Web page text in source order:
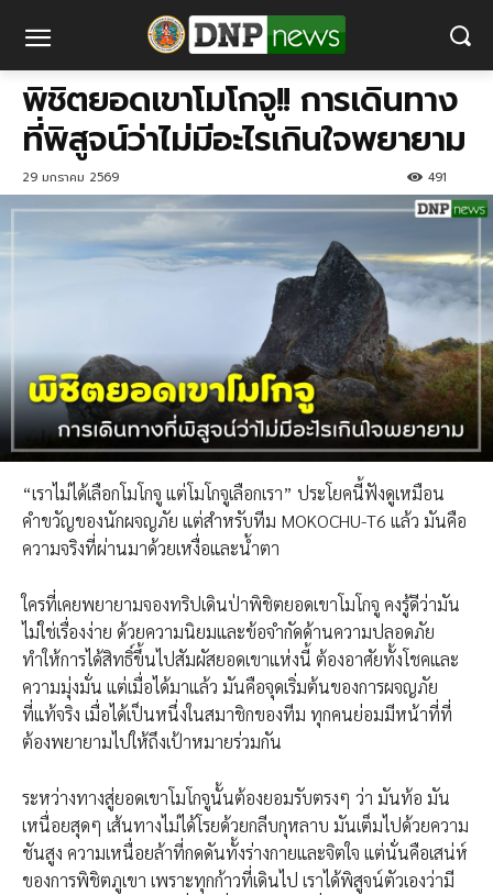
พิชิตยอดเขาโมโกจู!! การเดินทาง
ที่พิสูจน์ว่าไม่มีอะไรเกินใจพยายาม
29 มกราคม 2569 491
“เราไม่ได้เลือกโมโกจู แต่โมโกจูเลือกเรา” ประโยคนี้ฟังดูเหมือน
คำขวัญของนักผจญภัย แต่สำหรับทีม MOKOCHU-T6 แล้ว มันคือ
ความจริงที่ผ่านมาด้วยเหงื่อและน้ำตา
ใครที่เคยพยายามจองทริปเดินป่าพิชิตยอดเขาโมโกจู คงรู้ดีว่ามัน
ไม่ใช่เรื่องง่าย ด้วยความนิยมและข้อจำกัดด้านความปลอดภัย
ทำให้การได้สิทธิ์ขึ้นไปสัมผัสยอดเขาแห่งนี้ ต้องอาศัยทั้งโชคและ
ความมุ่งมั่น แต่เมื่อได้มาแล้ว มันคือจุดเริ่มต้นของการผจญภัย
ที่แท้จริง เมื่อได้เป็นหนึ่งในสมาชิกของทีม ทุกคนย่อมมีหน้าที่ที่
ต้องพยายามไปให้ถึงเป้าหมายร่วมกัน
ระหว่างทางสู่ยอดเขาโมโกจูนั้นต้องยอมรับตรงๆ ว่า มันท้อ มัน
เหนื่อยสุดๆ เส้นทางไม่ได้โรยด้วยกลีบกุหลาบ มันเต็มไปด้วยความ
ชันสูง ความเหนื่อยล้าที่กดดันทั้งร่างกายและจิตใจ แต่นั่นคือเสน่ห์
ของการพิชิตภูเขา เพราะทุกก้าวที่เดินไป เราได้พิสูจน์ตัวเองว่ามี